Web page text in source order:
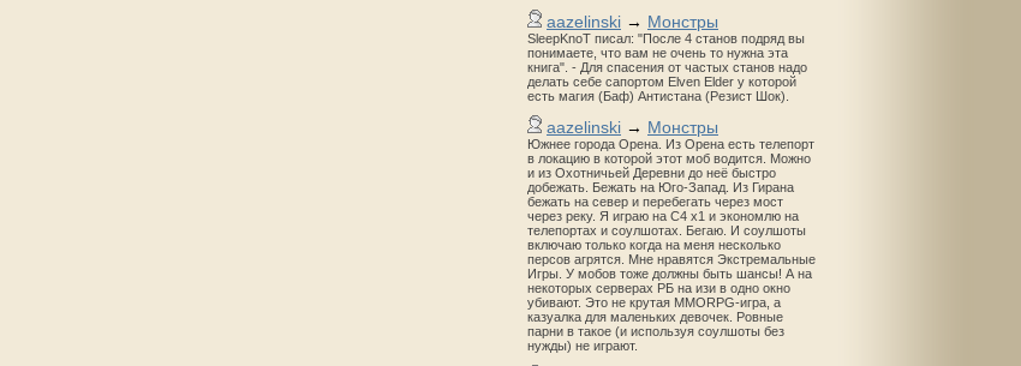
aazelinski → Монстры
SleepKnoT писал: "После 4 станов подряд вы
понимаете, что вам не очень то нужна эта
книга". - Для спасения от частых станов надо
делать себе сапортом Elven Elder у которой
есть магия (Баф) Антистана (Резист Шок).
aazelinski → Монстры
Южнее города Орена. Из Орена есть телепорт
в локацию в которой этот моб водится. Можно
и из Охотничьей Деревни до неё быстро
добежать. Бежать на Юго-Запад. Из Гирана
бежать на север и перебегать через мост
через реку. Я играю на С4 х1 и экономлю на
телепортах и соулшотах. Бегаю. И соулшоты
включаю только когда на меня несколько
персов агрятся. Мне нравятся Экстремальные
Игры. У мобов тоже должны быть шансы! А на
некоторых серверах РБ на изи в одно окно
убивают. Это не крутая MMORPG-игра, а
казуалка для маленьких девочек. Ровные
парни в такое (и используя соулшоты без
нужды) не играют.